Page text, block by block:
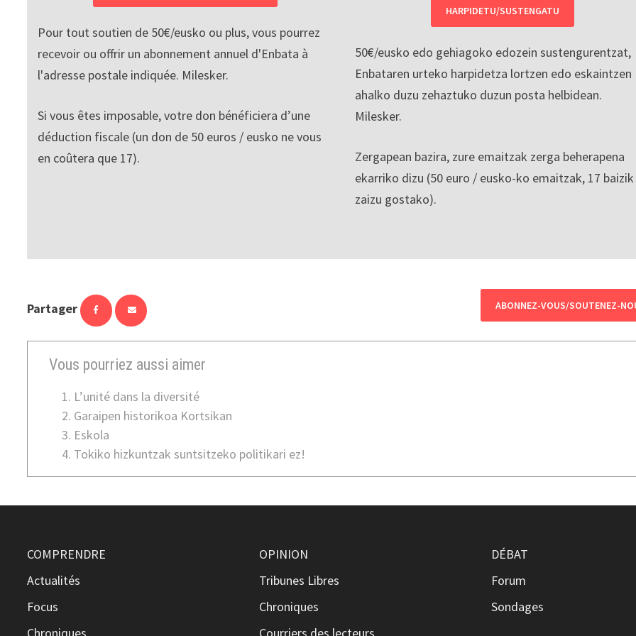
Pour tout soutien de 50€/eusko ou plus, vous pourrez
recevoir ou offrir un abonnement annuel d'Enbata à
l'adresse postale indiquée. Milesker.
Si vous êtes imposable, votre don bénéficiera d’une
déduction fiscale (un don de 50 euros / eusko ne vous
en coûtera que 17).
HARPIDETU/SUSTENGATU
50€/eusko edo gehiagoko edozein sustengurentzat,
Enbataren urteko harpidetza lortzen edo eskaintzen
ahalko duzu zehaztuko duzun posta helbidean.
Milesker.
Zergapean bazira, zure emaitzak zerga beherapena
ekarriko dizu (50 euro / eusko-ko emaitzak, 17 baizik
zaizu gostako).
Partager ABONNEZ-VOUS/SOUTENEZ-
Vous pourriez aussi aimer
L’unité dans la diversité
Garaipen historikoa Kortsikan
Eskola
Tokiko hizkuntzak suntsitzeko politikari ez!
COMPRENDRE
Actualités
Focus
OPINION
Tribunes Libres
Chroniques
DÉBAT
Forum
Sondages